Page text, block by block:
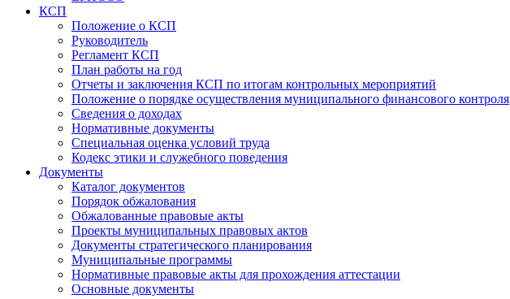
КСП
Положение о КСП
Руководитель
Регламент КСП
План работы на год
Отчеты и заключения КСП по итогам контрольных мероприятий
Положение о порядке осуществления муниципального финансового контроля
Сведения о доходах
Нормативные документы
Специальная оценка условий труда
Кодекс этики и служебного поведения
Документы
Каталог документов
Порядок обжалования
Обжалованные правовые акты
Проекты муниципальных правовых актов
Документы стратегического планирования
Муниципальные программы
Нормативные правовые акты для прохождения аттестации
Основные документы